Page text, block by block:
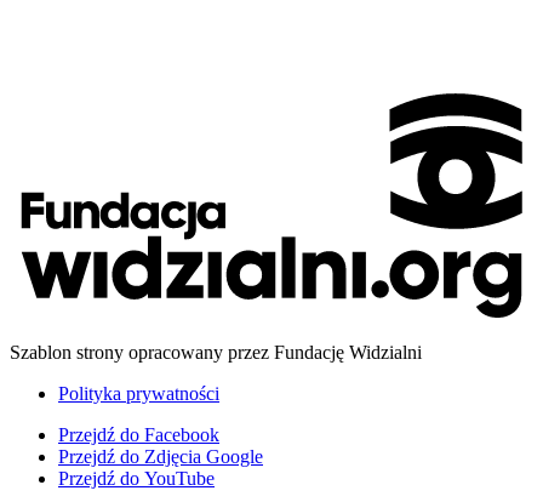
Szablon strony opracowany przez Fundację Widzialni
Polityka prywatności
Przejdź do Facebook
Przejdź do Zdjęcia Google
Przejdź do YouTube